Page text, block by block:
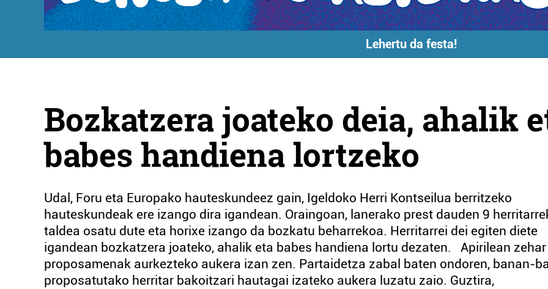
Lehertu da festa!
Bozkatzera joateko deia, ahalik
babes handiena lortzeko
Udal, Foru eta Europako hauteskundeez gain, Igeldoko Herri Kontseilua berritzeko
hauteskundeak ere izango dira igandean. Oraingoan, lanerako prest dauden 9
taldea osatu dute eta horixe izango da bozkatu beharrekoa. Herritarrei dei egiten diete
igandean bozkatzera joateko, ahalik eta babes handiena lortu dezaten. Apirilean zehar
proposamenak aurkezteko aukera izan zen. Partaidetza zabal baten ondoren, banan-
proposatutako herritar bakoitzari hautagai izateko aukera luzatu zaio. Guztira,